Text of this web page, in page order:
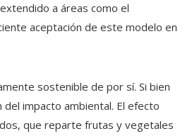
a áreas como el
aceptación de este modelo en
sostenible de por sí. Si bien
impacto ambiental. El efecto
que reparte frutas y vegetales